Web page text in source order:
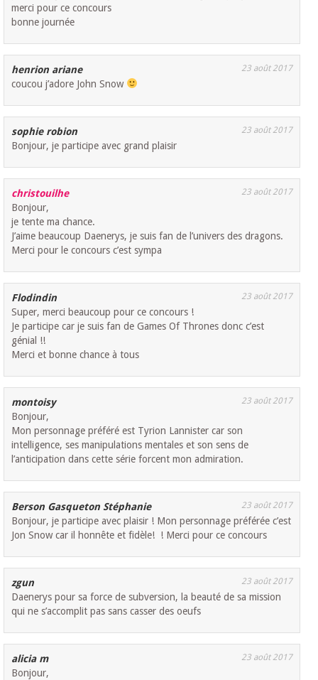
merci pour ce concours
bonne journée
henrion ariane 23 août 2017
coucou j’adore John Snow
sophie robion 23 août 2017
Bonjour, je participe avec grand plaisir
christouilhe 23 août 2017
Bonjour,
je tente ma chance.
J’aime beaucoup Daenerys, je suis fan de l’univers des dragons.
Merci pour le concours c’est sympa
Flodindin 23 août 2017
Super, merci beaucoup pour ce concours !
Je participe car je suis fan de Games Of Thrones donc c’est
génial !!
Merci et bonne chance à tous
montoisy 23 août 2017
Bonjour,
Mon personnage préféré est Tyrion Lannister car son
intelligence, ses manipulations mentales et son sens de
l’anticipation dans cette série forcent mon admiration.
Berson Gasqueton Stéphanie 23 août 2017
Bonjour, je participe avec plaisir ! Mon personnage préférée c’est
Jon Snow car il honnête et fidèle! ! Merci pour ce concours
zgun 23 août 2017
Daenerys pour sa force de subversion, la beauté de sa mission
qui ne s’accomplit pas sans casser des oeufs
alicia m 23 août 2017
Bonjour,